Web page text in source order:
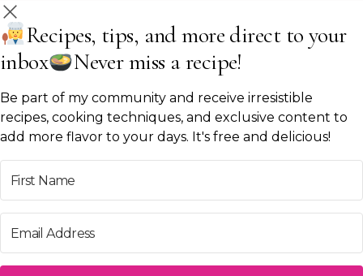
Recipes, tips, and more direct to your
inbox
Never miss a recipe!
Be part of my community and receive irresistible
recipes, cooking techniques, and exclusive content to
add more flavor to your days. It's free and delicious!